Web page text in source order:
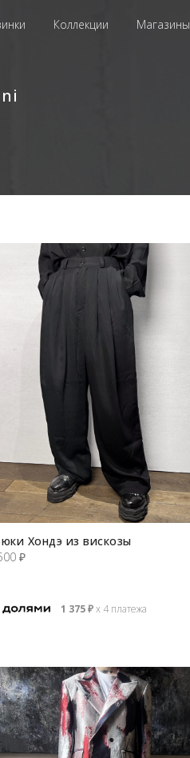
Коллекции Магазины
Хондэ из вискозы
₽
1 375₽х 4 платежа